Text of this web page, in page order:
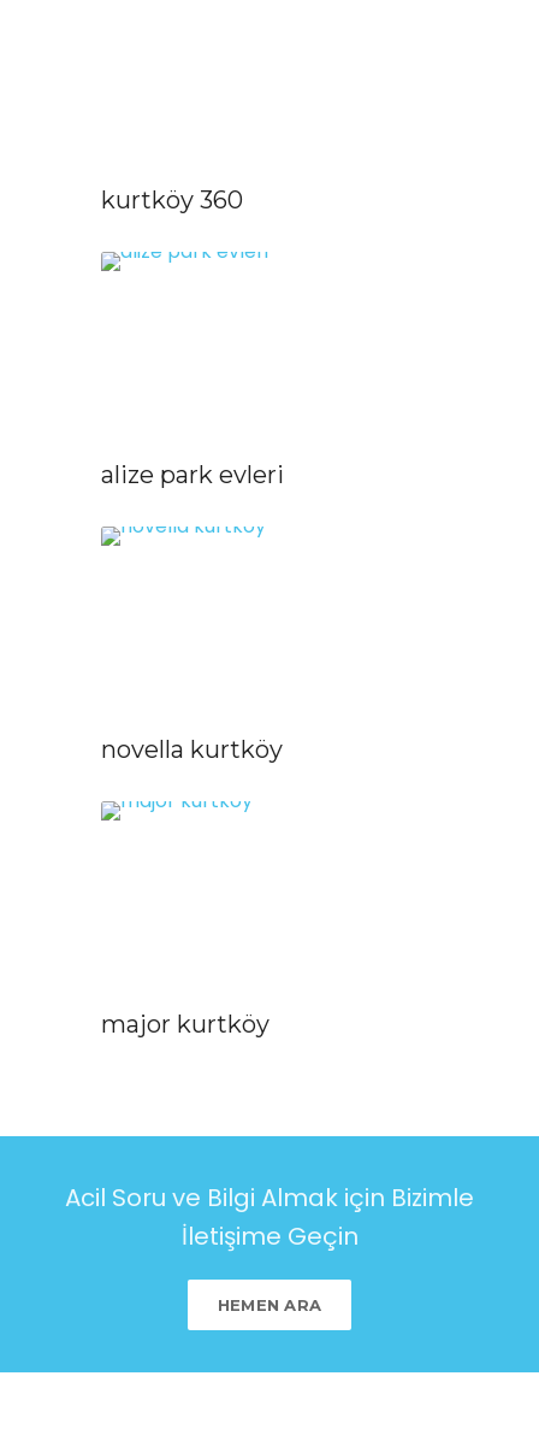
kurtköy 360
alize park evleri
novella kurtköy
major kurtköy
Acil Soru ve Bilgi Almak için Bizimle
İletişime Geçin
HEMEN ARA